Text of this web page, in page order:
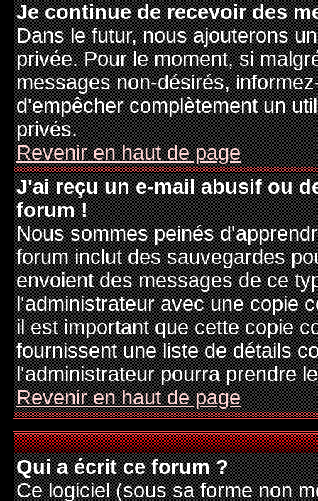
Je continue de recevoir des
Dans le futur, nous ajouterons
privée. Pour le moment, si
messages non-désirés,
d'empêcher complètement un
privés.
Revenir en haut de page
J'ai reçu un e-mail abusif ou
forum !
Nous sommes peinés
forum inclut des sauvegardes
envoient des messages de ce
l'administrateur avec une copie
il est important que cette copie
fournissent une liste de détails
l'administrateur pourra prendre
Revenir en haut de page
Qui a écrit ce forum ?
Ce logiciel (sous sa forme non